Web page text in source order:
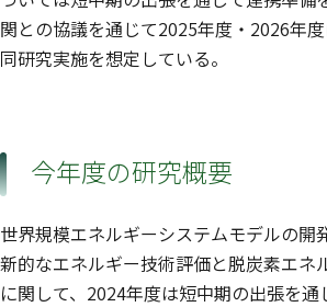
関との協議を通じて2025年度・2026年
同研究実施を想定している。
今年度の研究概要
世界規模エネルギーシステムモデルの開
新的なエネルギー技術評価と脱炭素エネ
に関して、2024年度は短中期の出張を通